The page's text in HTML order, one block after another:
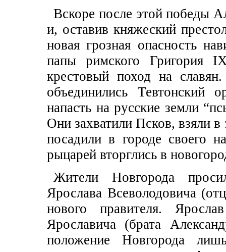
Вскоре после этой победы
и, оставив княжеский
новая грозная опасность
папы римского Григория
крестовый поход на
объединились Тевтонский
напасть на русские земли
Они захватили Псков, взяли
посадили в городе своего
рыцарей вторглись в
Жители Новгорода
Ярослава Всеволодовича
нового правителя.
Ярославича (брата
положение Новгорода